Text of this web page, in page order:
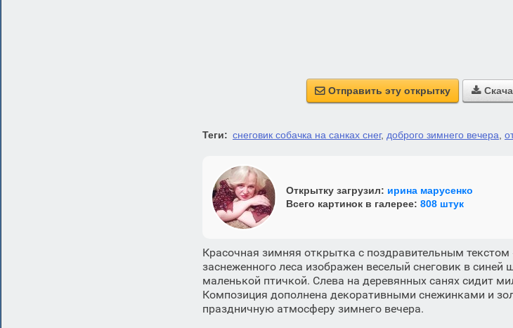
 Отправить эту открытку 
Теги: снеговик собачка на санках снег, доброго зимнего вечера
Открытку загрузил: ирина марусенко
Всего картинок в галерее: 808 штук
Красочная зимняя открытка с поздравительным
заснеженного леса изображен веселый снеговик в
маленькой птичкой. Слева на деревянных санях сидит
Композиция дополнена декоративными снежинками и
праздничную атмосферу зимнего вечера.